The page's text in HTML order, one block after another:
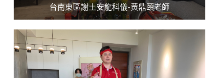
台南東區謝土安龍科儀-黃鼎頤老師